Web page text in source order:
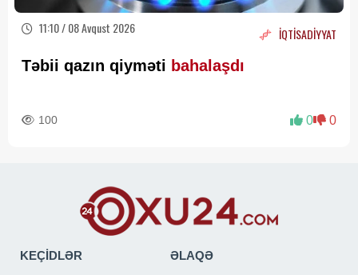
11:10 / 08 Avqust 2026 İQTİSADİYYAT
Təbii qazın qiyməti bahalaşdı
100 0 0
KEÇİDLƏR ƏLAQƏ